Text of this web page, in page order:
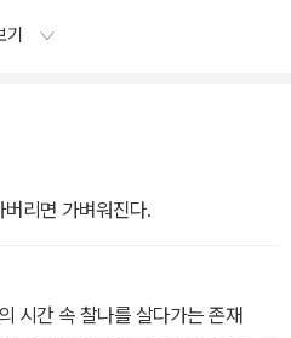
기
리면 가벼워진다.
시간 속 찰나를 살다가는 존재